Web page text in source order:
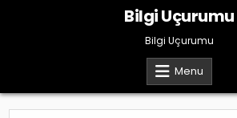
Bilgi Uçurumu
Bilgi Uçurumu
Menu